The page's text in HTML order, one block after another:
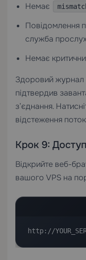
Немає
Повідомлення
служба
Немає
Здоровий журнал
підтвердив
з’єднання.
відстеження
Крок 9:
Відкрийте веб-
вашого VPS на
http://